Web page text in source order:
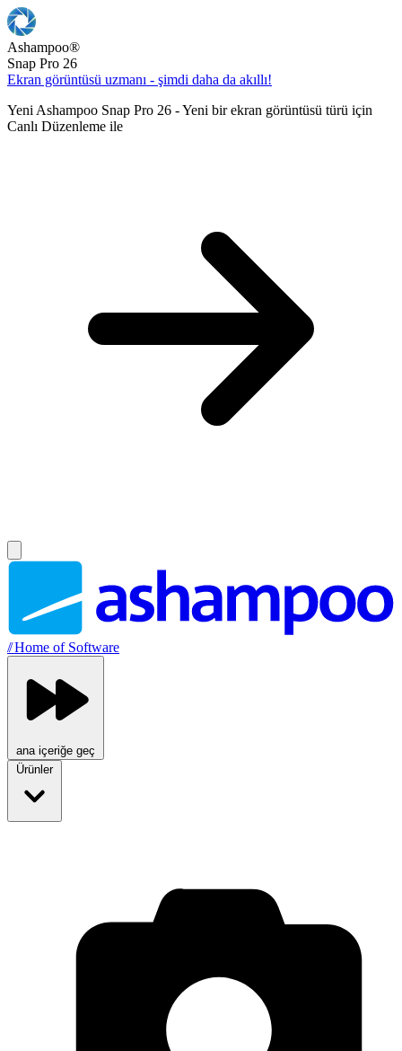
Ashampoo®
Snap Pro 26
Ekran görüntüsü uzmanı - şimdi daha da akıllı!
Yeni Ashampoo Snap Pro 26 - Yeni bir ekran görüntüsü türü için
Canlı Düzenleme ile
//Home of Software
ana içeriğe geç
Ürünler